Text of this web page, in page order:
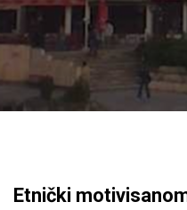
Etnički